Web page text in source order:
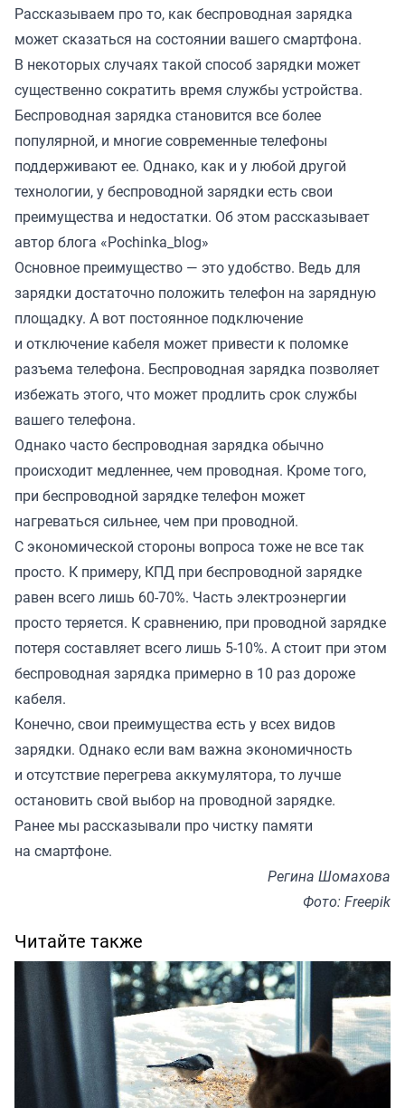
Рассказываем про то, как беспроводная зарядка
может сказаться на состоянии вашего смартфона.
В некоторых случаях такой способ зарядки может
существенно сократить время службы устройства.
Беспроводная зарядка становится все более
популярной, и многие современные телефоны
поддерживают ее. Однако, как и у любой другой
технологии, у беспроводной зарядки есть свои
преимущества и недостатки. Об этом рассказывает
автор блога «Pochinka_blog»
Основное преимущество — это удобство. Ведь для
зарядки достаточно положить телефон на зарядную
площадку. А вот постоянное подключение
и отключение кабеля может привести к поломке
разъема телефона. Беспроводная зарядка позволяет
избежать этого, что может продлить срок службы
вашего телефона.
Однако часто беспроводная зарядка обычно
происходит медленнее, чем проводная. Кроме того,
при беспроводной зарядке телефон может
нагреваться сильнее, чем при проводной.
С экономической стороны вопроса тоже не все так
просто. К примеру, КПД при беспроводной зарядке
равен всего лишь 60-70%. Часть электроэнергии
просто теряется. К сравнению, при проводной зарядке
потеря составляет всего лишь 5-10%. А стоит при этом
беспроводная зарядка примерно в 10 раз дороже
кабеля.
Конечно, свои преимущества есть у всех видов
зарядки. Однако если вам важна экономичность
и отсутствие перегрева аккумулятора, то лучше
остановить свой выбор на проводной зарядке.
Ранее мы рассказывали про чистку памяти
на смартфоне.
Регина Шомахова
Фото: Freepik
Читайте также